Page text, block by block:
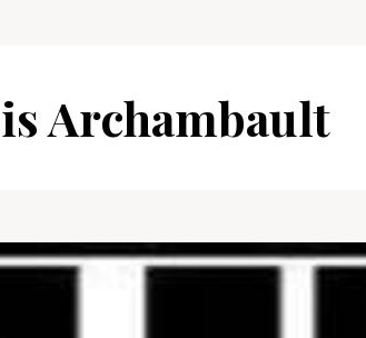
Archambault